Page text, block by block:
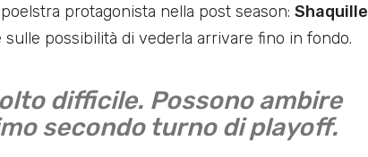
protagonista nella post season: Shaquille
possibilità di vederla arrivare fino in fondo.
difficile. Possono ambire
secondo turno di playoff.